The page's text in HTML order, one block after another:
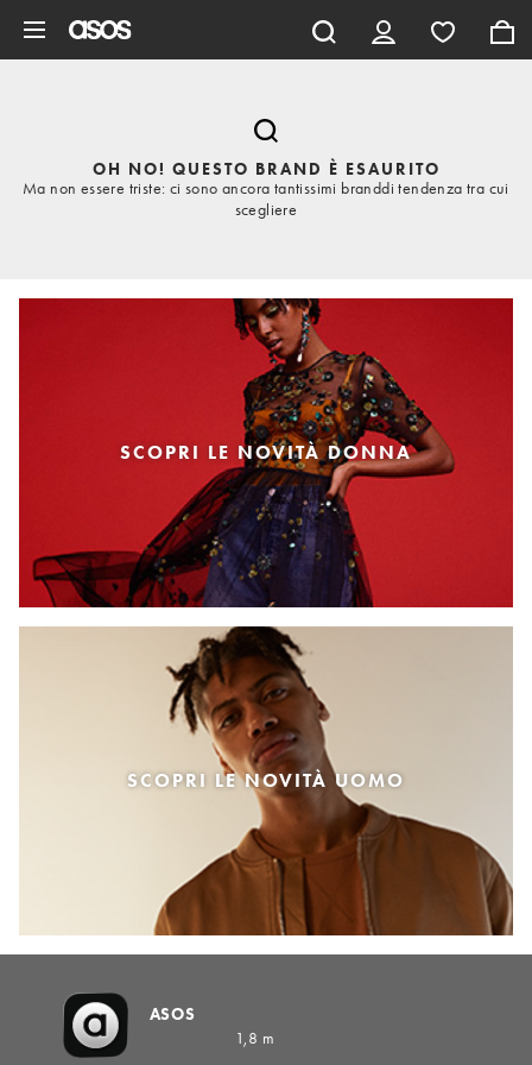
OH NO! QUESTO BRAND È ESAURITO
Ma non essere triste: ci sono ancora tantissimi branddi tendenza tra cui
scegliere
SCOPRI LE NOVITÀ DONNA
SCOPRI LE NOVITÀ UOMO
ASOS
1,8 m